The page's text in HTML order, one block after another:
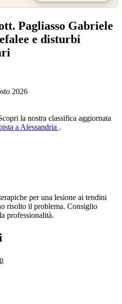
Pagliasso Gabriele
e disturbi
2026
la nostra classifica aggiornata
a Alessandria .
per una lesione ai tendini
risolto il problema. Consiglio
professionalità.